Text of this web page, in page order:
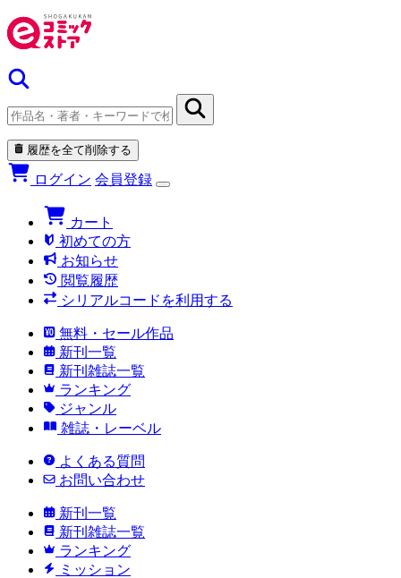
履歴を全て削除する
ログイン 会員登録
カート
初めての方
お知らせ
閲覧履歴
シリアルコードを利用する
無料・セール作品
新刊一覧
新刊雑誌一覧
ランキング
ジャンル
雑誌・レーベル
よくある質問
お問い合わせ
新刊一覧
新刊雑誌一覧
ランキング
ミッション